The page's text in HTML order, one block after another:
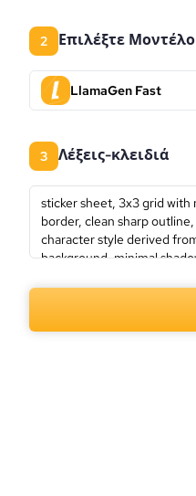
2 Επιλέξτε Μοντέλο
LlamaGen Fast
3 λέξεις-κλειδιά